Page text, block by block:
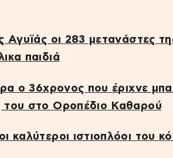
Αγυϊάς οι 283 μετανάστες
παιδιά
ο 36χρονος που έριχνε
στο Οροπέδιο Καθαρού
καλύτεροι ιστιοπλόοι του